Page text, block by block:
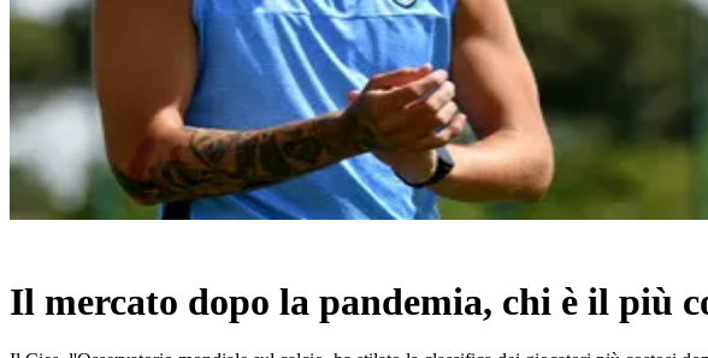
Il mercato dopo la pandemia, chi è il più